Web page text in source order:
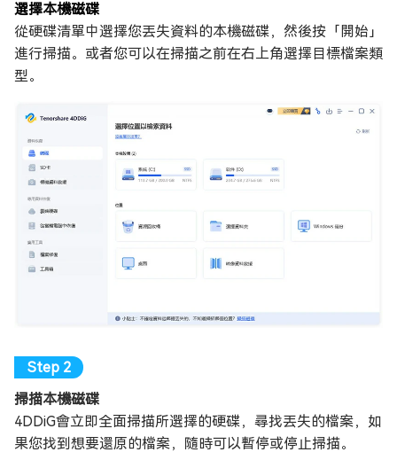
選擇本機磁碟
從硬碟清單中選擇您丟失資料的本機磁碟，然後按「開始」
進行掃描。或者您可以在掃描之前在右上角選擇目標檔案類
型。
掃描本機磁碟
4DDiG會立即全面掃描所選擇的硬碟，尋找丟失的檔案，如
果您找到想要還原的檔案，隨時可以暫停或停止掃描。